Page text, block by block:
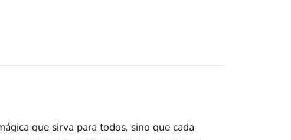
que sirva para todos, sino que cada